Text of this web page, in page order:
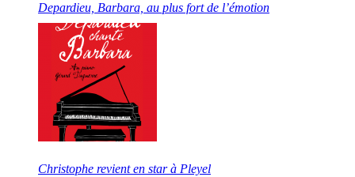
Depardieu, Barbara, au plus fort de l’émotion
Christophe revient en star à Pleyel